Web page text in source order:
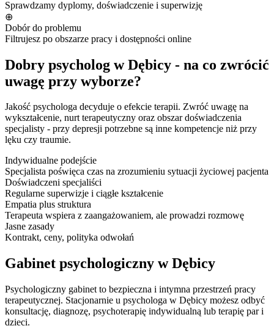
Sprawdzamy dyplomy, doświadczenie i superwizję
⊕
Dobór do problemu
Filtrujesz po obszarze pracy i dostępności online
Dobry psycholog w Dębicy - na co zwrócić
uwagę przy wyborze?
Jakość psychologa decyduje o efekcie terapii. Zwróć uwagę na
wykształcenie, nurt terapeutyczny oraz obszar doświadczenia
specjalisty - przy depresji potrzebne są inne kompetencje niż przy
lęku czy traumie.
Indywidualne podejście
Specjalista poświęca czas na zrozumieniu sytuacji życiowej pacjenta
Doświadczeni specjaliści
Regularne superwizje i ciągłe kształcenie
Empatia plus struktura
Terapeuta wspiera z zaangażowaniem, ale prowadzi rozmowę
Jasne zasady
Kontrakt, ceny, polityka odwołań
Gabinet psychologiczny w Dębicy
Psychologiczny gabinet to bezpieczna i intymna przestrzeń pracy
terapeutycznej. Stacjonarnie u psychologa w Dębicy możesz odbyć
konsultację, diagnozę, psychoterapię indywidualną lub terapię par i
dzieci.